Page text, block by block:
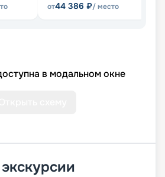
от44 386 ₽/ место
в модальном окне